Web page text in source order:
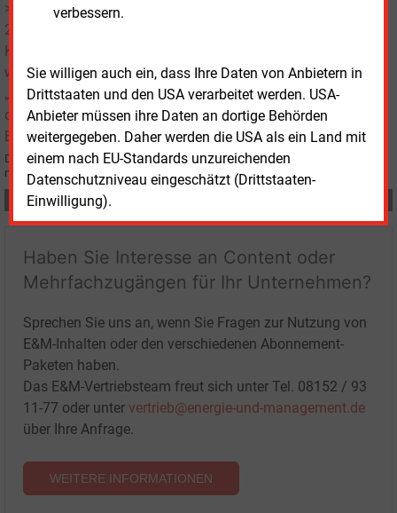
verbessern.
Sie willigen auch ein, dass Ihre Daten von Anbietern in
Drittstaaten und den USA verarbeitet werden. USA-
Anbieter müssen ihre Daten an dortige Behörden
weitergegeben. Daher werden die USA als ein Land mit
einem nach EU-Standards unzureichenden
Datenschutzniveau eingeschätzt (Drittstaaten-
Einwilligung).
Der Parlamentarische Staatssekretär Stefan Wenzel (Grüne) kündigt
nächste Schritte bei der Umsetzung der Kraftwerksstrategie an.
Teilen:
Haben Sie Interesse an Content oder
Mehrfachzugängen für Ihr Unternehmen?
Sprechen Sie uns an, wenn Sie Fragen zur Nutzung von
E&M-Inhalten oder den verschiedenen Abonnement-
Paketen haben.
Das E&M-Vertriebsteam freut sich unter Tel. 08152 / 93
11-77 oder unter vertrieb@energie-und-management.de
über Ihre Anfrage.
WEITERE INFORMATIONEN